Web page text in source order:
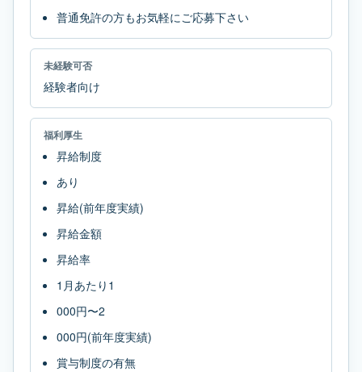
普通免許の方もお気軽にご応募下さい
未経験可否
経験者向け
福利厚生
昇給制度
あり
昇給(前年度実績)
昇給金額
昇給率
1月あたり1
000円〜2
000円(前年度実績)
賞与制度の有無